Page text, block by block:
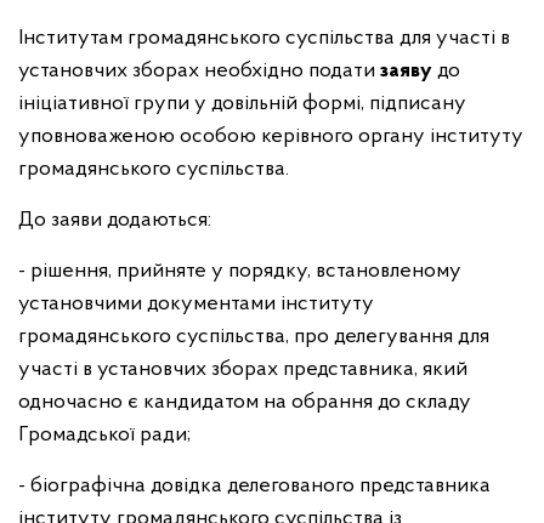
Інститутам громадянського суспільства для участі в
установчих зборах необхідно подати заяву до
ініціативної групи у довільній формі, підписану
уповноваженою особою керівного органу інституту
громадянського суспільства.
До заяви додаються:
- рішення, прийняте у порядку, встановленому
установчими документами інституту
громадянського суспільства, про делегування для
участі в установчих зборах представника, який
одночасно є кандидатом на обрання до складу
Громадської ради;
- біографічна довідка делегованого представника